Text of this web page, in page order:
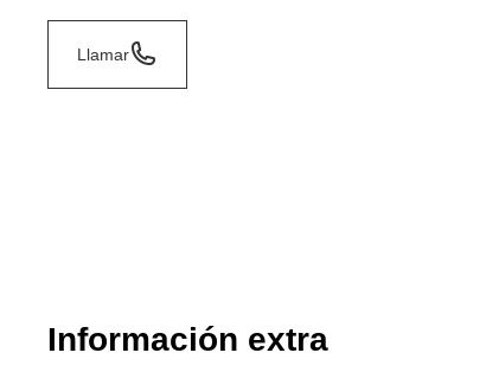
Llamar
Información extra